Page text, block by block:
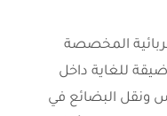
المخصصة
للغاية داخل
ونقل البضائع في